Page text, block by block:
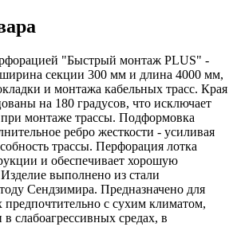
"Быстрый монтаж PLUS" -
секции 300 мм и длина 4000 мм,
и монтажа кабельных трасс. Края
на 180 градусов, что исключает
монтаже трассы. Подформовка
ребро жесткости - усиливая
трассы. Перфорация лотка
и обеспечивает хорошую
выполнено из стали
Сендзимира. Предназначено для
предпочтительно с сухим климатом,
слабоагрессивных средах, в